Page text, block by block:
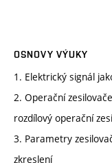
OSNOVY VÝUKY
1. Elektrický signál
2. Operační
rozdílový operační
3. Parametry
zkreslení